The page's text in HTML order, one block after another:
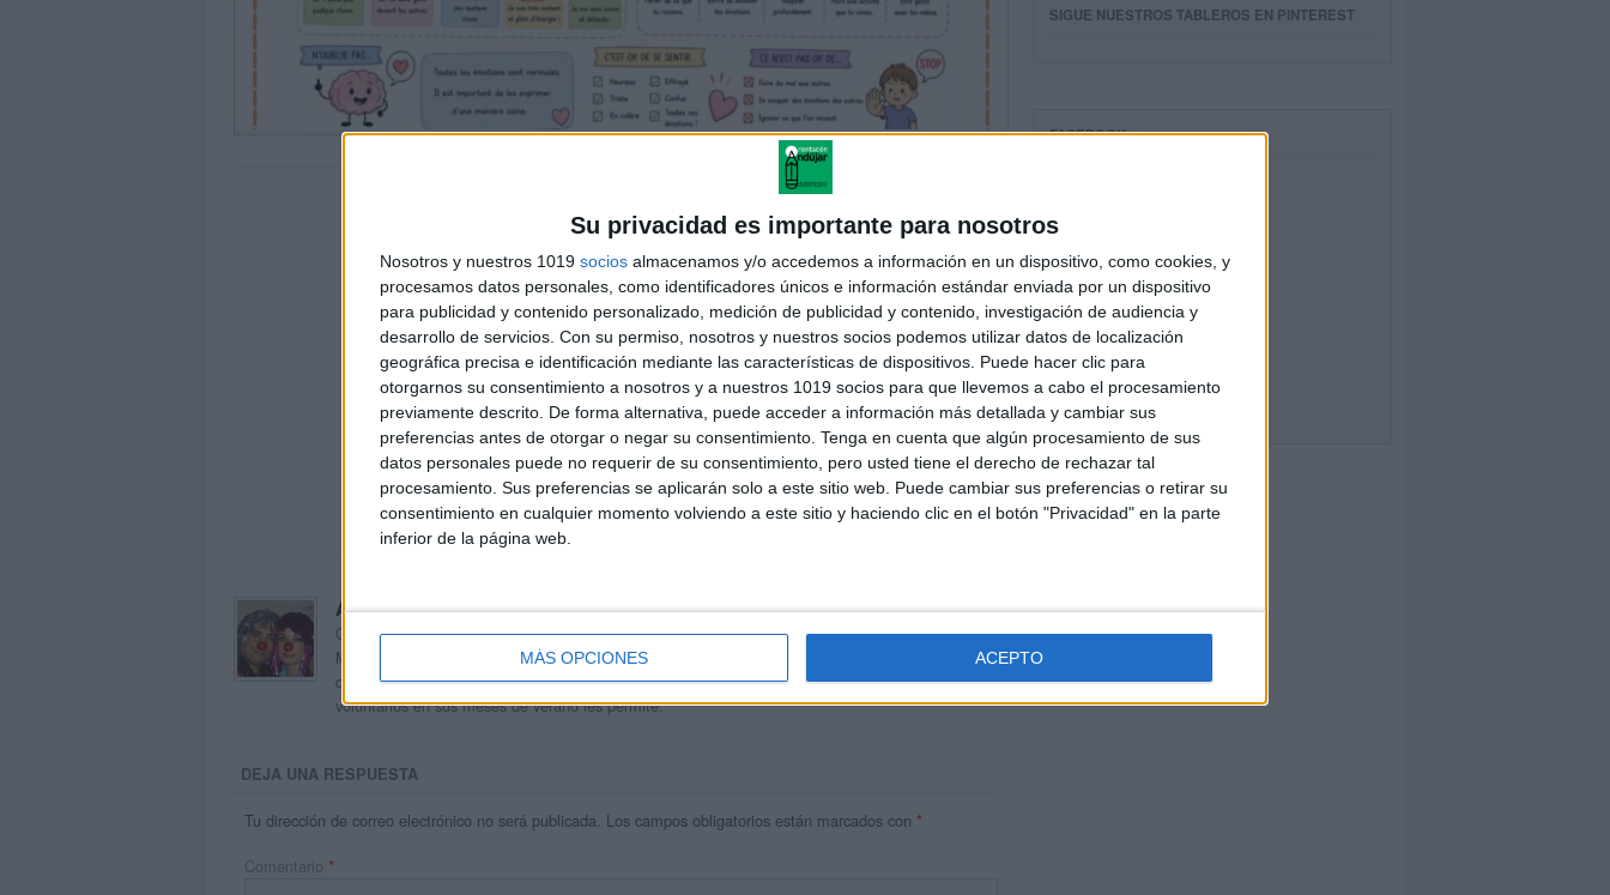
Su privacidad es importante para nosotros
Nosotros y nuestros 1019 socios almacenamos y/o accedemos a información en un dispositivo, como cookies, y
procesamos datos personales, como identificadores únicos e información estándar enviada por un dispositivo
para publicidad y contenido personalizado, medición de publicidad y contenido, investigación de audiencia y
desarrollo de servicios. Con su permiso, nosotros y nuestros socios podemos utilizar datos de localización
geográfica precisa e identificación mediante las características de dispositivos. Puede hacer clic para
otorgarnos su consentimiento a nosotros y a nuestros 1019 socios para que llevemos a cabo el procesamiento
previamente descrito. De forma alternativa, puede acceder a información más detallada y cambiar sus
preferencias antes de otorgar o negar su consentimiento. Tenga en cuenta que algún procesamiento de sus
datos personales puede no requerir de su consentimiento, pero usted tiene el derecho de rechazar tal
procesamiento. Sus preferencias se aplicarán solo a este sitio web. Puede cambiar sus preferencias o retirar su
consentimiento en cualquier momento volviendo a este sitio y haciendo clic en el botón "Privacidad" en la parte
inferior de la página web.
MÁS OPCIONES ACEPTO
Acerca de orientacionandujar
Orientación Andújar no es solo un blog, es la apuesta personal de dos profesores Ginés y
Maribel, que además de ser pareja, son los encargados de los contenidos que encontramos
dentro del blog y en el cual, vuelcan la mayor parte del tiempo, que sus tareas como docentes, y
voluntarios en sus meses de verano les permite.
DEJA UNA RESPUESTA
Tu dirección de correo electrónico no será publicada. Los campos obligatorios están marcados con *
Comentario *
SIGUE NUESTROS TABLEROS EN PINTEREST
FACEBOOK